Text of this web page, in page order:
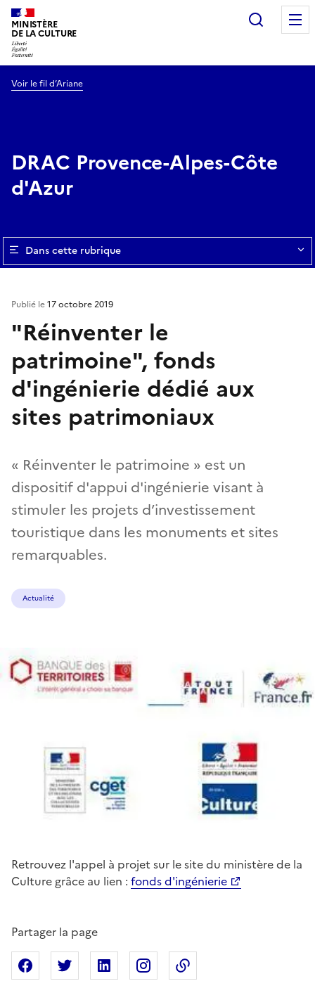
MINISTÈRE
DE LA CULTURE
Voir le fil d’Ariane
DRAC Provence-Alpes-Côte
d'Azur
Dans cette rubrique
"Réinventer le
patrimoine", fonds
d'ingénierie dédié aux
sites patrimoniaux
« Réinventer le patrimoine » est un
dispositif d'appui d'ingénierie visant à
stimuler les projets d’investissement
touristique dans les monuments et sites
remarquables.
Publié le17 octobre 2019
Actualité
Retrouvez l'appel à projet sur le site du ministère de la
Culture grâce au lien : fonds d'ingénierie
Partager la page
Partager sur Facebook
Partager sur XPartager sur Linkedin
Partager sur Instagram